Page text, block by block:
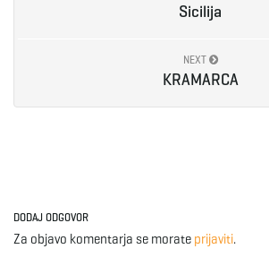
Sicilija
NEXT
KRAMARCA
DODAJ ODGOVOR
Za objavo komentarja se morate prijaviti.